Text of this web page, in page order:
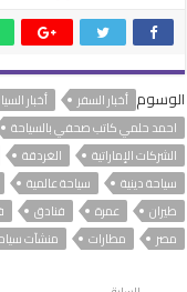
الوسوم أخبار السفر أخبار
احمد حلمي كاتب صحفي بالسياحة
الشركات الإماراتية
الغردقة
سياحة دينية
سياحة عالمية
طيران
عمرة فنادق
مصر
مطارات منشآت